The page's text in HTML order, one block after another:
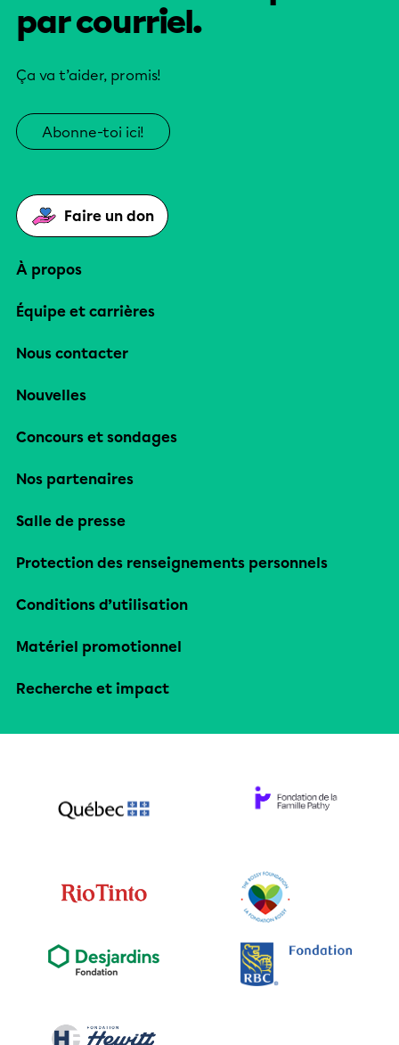
par courriel.
Ça va t’aider, promis!
Abonne-toi ici!
Faire un don
À propos
Équipe et carrières
Nous contacter
Nouvelles
Concours et sondages
Nos partenaires
Salle de presse
Protection des renseignements personnels
Conditions d’utilisation
Matériel promotionnel
Recherche et impact